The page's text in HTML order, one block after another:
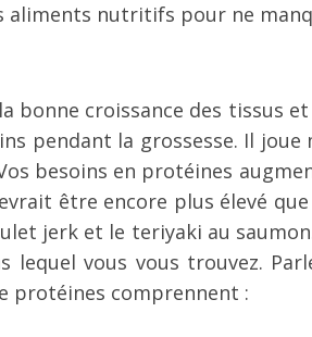
aliments nutritifs pour ne
bonne croissance des tissus
pendant la grossesse. Il
besoins en protéines
être encore plus élevé
jerk et le teriyaki au
vous vous trouvez.
protéines comprennent :